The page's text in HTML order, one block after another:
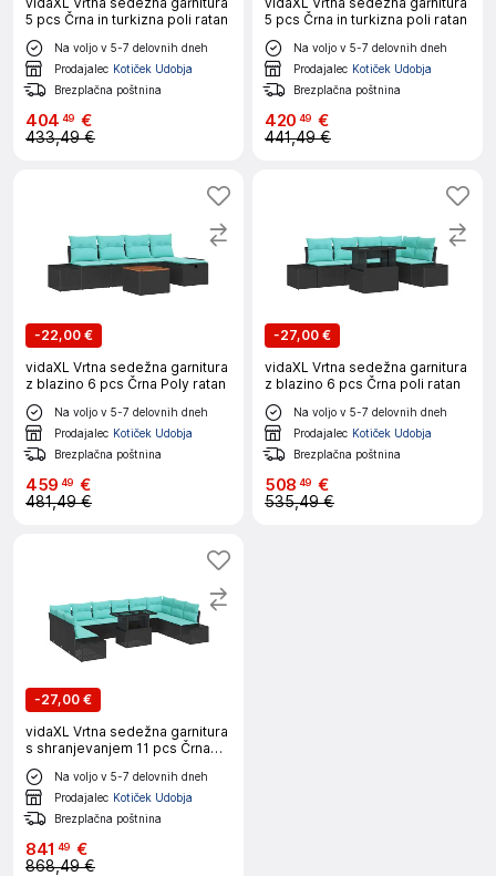
5 pcs Črna in turkizna poli ratan
Na voljo v 5-7 delovnih dneh
Prodajalec Kotiček Udobja
Brezplačna poštnina
404 49 €
433,49 €
5 pcs Črna in turkizna poli ratan
Na voljo v 5-7 delovnih dneh
Prodajalec Kotiček Udobja
Brezplačna poštnina
420 49 €
441,49 €
-22,00 €
vidaXL Vrtna sedežna garnitura
z blazino 6 pcs Črna Poly ratan
Na voljo v 5-7 delovnih dneh
Prodajalec Kotiček Udobja
Brezplačna poštnina
459 49 €
481,49 €
-27,00 €
vidaXL Vrtna sedežna garnitura
z blazino 6 pcs Črna poli ratan
Na voljo v 5-7 delovnih dneh
Prodajalec Kotiček Udobja
Brezplačna poštnina
508 49 €
535,49 €
-27,00 €
vidaXL Vrtna sedežna garnitura
s shranjevanjem 11 pcs Črna
Poly ratan
Na voljo v 5-7 delovnih dneh
Prodajalec Kotiček Udobja
Brezplačna poštnina
841 49 €
868,49 €